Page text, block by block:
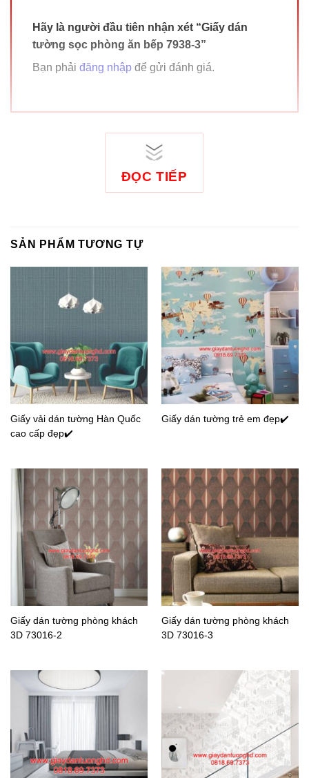
Hãy là người đầu tiên nhận xét “Giấy dán
tường sọc phòng ăn bếp 7938-3”
Bạn phải đăng nhập để gửi đánh giá.
ĐỌC TIẾP
SẢN PHẨM TƯƠNG TỰ
Giấy vải dán tường Hàn Quốc
cao cấp đẹp✔️
Giấy dán tường trẻ em đẹp✔️
Giấy dán tường phòng khách
3D 73016-2
Giấy dán tường phòng khách
3D 73016-3